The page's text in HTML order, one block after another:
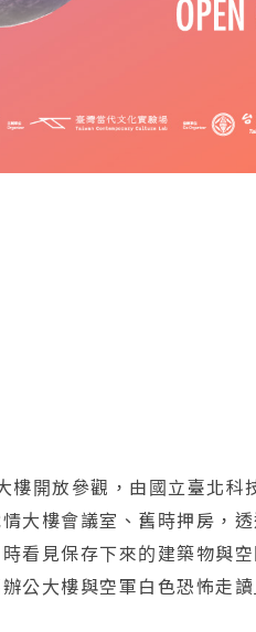
樓開放參觀，由國立臺北科
大樓會議室、舊時押房，
看見保存下來的建築物與
大樓與空軍白色恐怖走